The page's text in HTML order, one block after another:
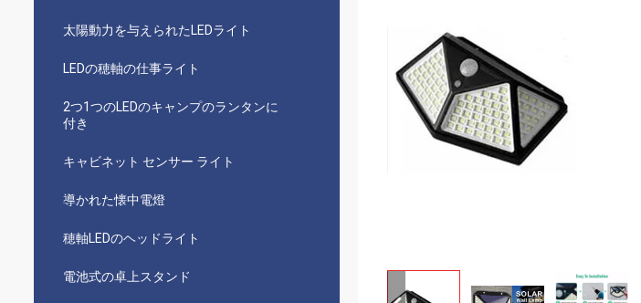
太陽動力を与えられたLEDライト
LEDの穂軸の仕事ライト
2つ1つのLEDのキャンプのランタンに
付き
キャビネット センサー ライト
導かれた懐中電燈
穂軸LEDのヘッドライト
電池式の卓上スタンド